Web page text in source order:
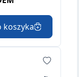
koszyka